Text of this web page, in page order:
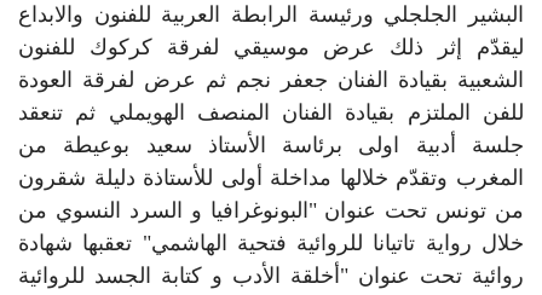
البشير الجلجلي ورئيسة الرابطة العربية للفنون والابداع
ليقدّم إثر ذلك عرض موسيقي لفرقة كركوك للفنون
الشعبية بقيادة الفنان جعفر نجم ثم عرض لفرقة العودة
للفن الملتزم بقيادة الفنان المنصف الهويملي ثم تنعقد
جلسة أدبية اولى برئاسة الأستاذ سعيد بوعيطة من
المغرب وتقدّم خلالها مداخلة أولى للأستاذة دليلة شقرون
من تونس تحت عنوان "البونوغرافيا و السرد النسوي من
خلال رواية تاتيانا للروائية فتحية الهاشمي" تعقبها شهادة
روائية تحت عنوان "أخلقة الأدب و كتابة الجسد للروائية